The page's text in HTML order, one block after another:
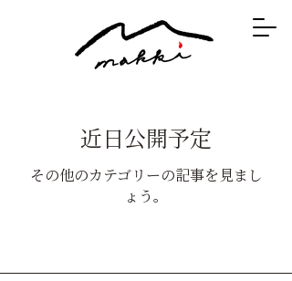
近日公開予定
その他のカテゴリーの記事を見まし
ょう。